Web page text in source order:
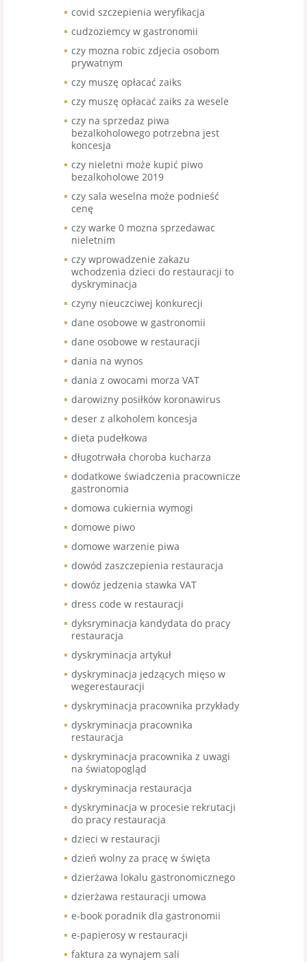
covid szczepienia weryfikacja
cudzoziemcy w gastronomii
czy mozna robic zdjecia osobom
prywatnym
czy muszę opłacać zaiks
czy muszę opłacać zaiks za wesele
czy na sprzedaz piwa
bezalkoholowego potrzebna jest
koncesja
czy nieletni może kupić piwo
bezalkoholowe 2019
czy sala weselna może podnieść
cenę
czy warke 0 mozna sprzedawac
nieletnim
czy wprowadzenie zakazu
wchodzenia dzieci do restauracji to
dyskryminacja
czyny nieuczciwej konkurecji
dane osobowe w gastronomii
dane osobowe w restauracji
dania na wynos
dania z owocami morza VAT
darowizny posiłków koronawirus
deser z alkoholem koncesja
dieta pudełkowa
długotrwała choroba kucharza
dodatkowe świadczenia pracownicze
gastronomia
domowa cukiernia wymogi
domowe piwo
domowe warzenie piwa
dowód zaszczepienia restauracja
dowóz jedzenia stawka VAT
dress code w restauracji
dyksryminacja kandydata do pracy
restauracja
dyskryminacja artykuł
dyskryminacja jedzących mięso w
wegerestauracji
dyskryminacja pracownika przykłady
dyskryminacja pracownika
restauracja
dyskryminacja pracownika z uwagi
na światopogląd
dyskryminacja restauracja
dyskryminacja w procesie rekrutacji
do pracy restauracja
dzieci w restauracji
dzień wolny za pracę w święta
dzierżawa lokalu gastronomicznego
dzierżawa restauracji umowa
e-book poradnik dla gastronomii
e-papierosy w restauracji
faktura za wynajem sali